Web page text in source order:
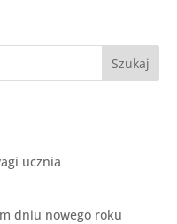
Szukaj
ucznia
dniu nowego roku